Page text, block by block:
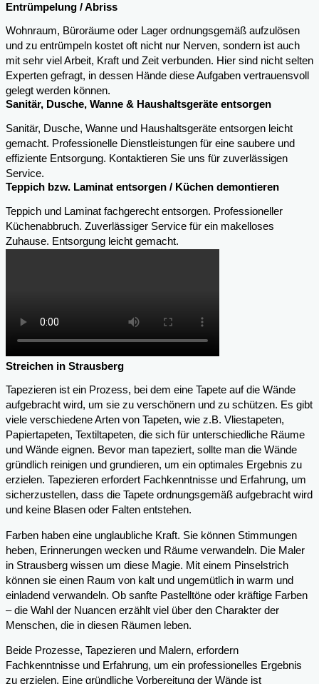
Entrümpelung / Abriss
Wohnraum, Büroräume oder Lager ordnungsgemäß aufzulösen
und zu entrümpeln kostet oft nicht nur Nerven, sondern ist auch
mit sehr viel Arbeit, Kraft und Zeit verbunden. Hier sind nicht selten
Experten gefragt, in dessen Hände diese Aufgaben vertrauensvoll
gelegt werden können.
Sanitär, Dusche, Wanne & Haushaltsgeräte entsorgen
Sanitär, Dusche, Wanne und Haushaltsgeräte entsorgen leicht
gemacht. Professionelle Dienstleistungen für eine saubere und
effiziente Entsorgung. Kontaktieren Sie uns für zuverlässigen
Service.
Teppich bzw. Laminat entsorgen / Küchen demontieren
Teppich und Laminat fachgerecht entsorgen. Professioneller
Küchenabbruch. Zuverlässiger Service für ein makelloses
Zuhause. Entsorgung leicht gemacht.
Streichen in Strausberg
Tapezieren ist ein Prozess, bei dem eine Tapete auf die Wände
aufgebracht wird, um sie zu verschönern und zu schützen. Es gibt
viele verschiedene Arten von Tapeten, wie z.B. Vliestapeten,
Papiertapeten, Textiltapeten, die sich für unterschiedliche Räume
und Wände eignen. Bevor man tapeziert, sollte man die Wände
gründlich reinigen und grundieren, um ein optimales Ergebnis zu
erzielen. Tapezieren erfordert Fachkenntnisse und Erfahrung, um
sicherzustellen, dass die Tapete ordnungsgemäß aufgebracht wird
und keine Blasen oder Falten entstehen.
Farben haben eine unglaubliche Kraft. Sie können Stimmungen
heben, Erinnerungen wecken und Räume verwandeln. Die Maler
in Strausberg wissen um diese Magie. Mit einem Pinselstrich
können sie einen Raum von kalt und ungemütlich in warm und
einladend verwandeln. Ob sanfte Pastelltöne oder kräftige Farben
– die Wahl der Nuancen erzählt viel über den Charakter der
Menschen, die in diesen Räumen leben.
Beide Prozesse, Tapezieren und Malern, erfordern
Fachkenntnisse und Erfahrung, um ein professionelles Ergebnis
zu erzielen. Eine gründliche Vorbereitung der Wände ist